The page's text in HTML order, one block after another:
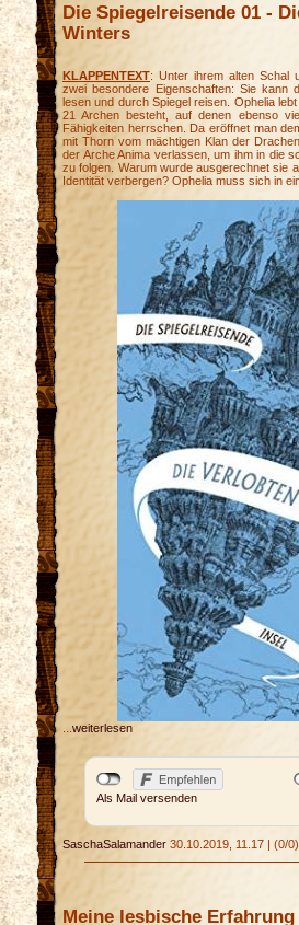
Die Spiegelreisende 01 -
Winters
KLAPPENTEXT: Unter ihrem alten Schal
zwei besondere Eigenschaften: Sie kann
lesen und durch Spiegel reisen. Ophelia
21 Archen besteht, auf denen ebenso
Fähigkeiten herrschen. Da eröffnet man
mit Thorn vom mächtigen Klan der
der Arche Anima verlassen, um ihm in die
zu folgen. Warum wurde ausgerechnet sie
Identität verbergen? Ophelia muss sich in
...weiterlesen
Als Mail versenden
SaschaSalamander 30.10.2019, 11.17 (0/0)
Meine lesbische